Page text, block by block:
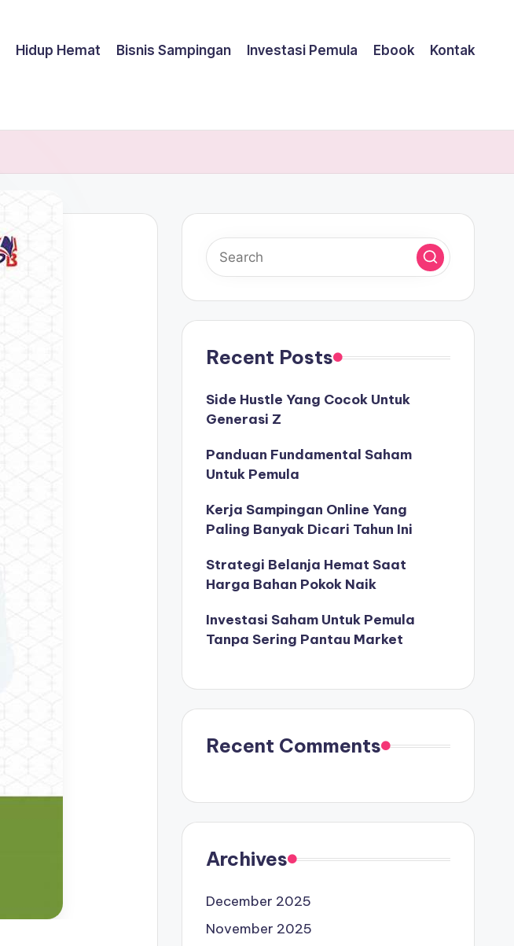
Hidup Hemat Bisnis Sampingan Investasi Pemula Ebook Kontak
Recent Posts
Side Hustle Yang Cocok Untuk
Generasi Z
Panduan Fundamental Saham
Untuk Pemula
Kerja Sampingan Online Yang
Paling Banyak Dicari Tahun Ini
Strategi Belanja Hemat Saat
Harga Bahan Pokok Naik
Investasi Saham Untuk Pemula
Tanpa Sering Pantau Market
Recent Comments
Archives
December 2025
November 2025